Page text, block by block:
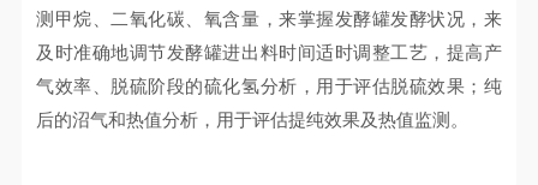
测甲烷、二氧化碳、氧含量，来掌握发酵罐发酵状况，来
及时准确地调节发酵罐进出料时间适时调整工艺，提高产
气效率、脱硫阶段的硫化氢分析，用于评估脱硫效果；纯
后的沼气和热值分析，用于评估提纯效果及热值监测。